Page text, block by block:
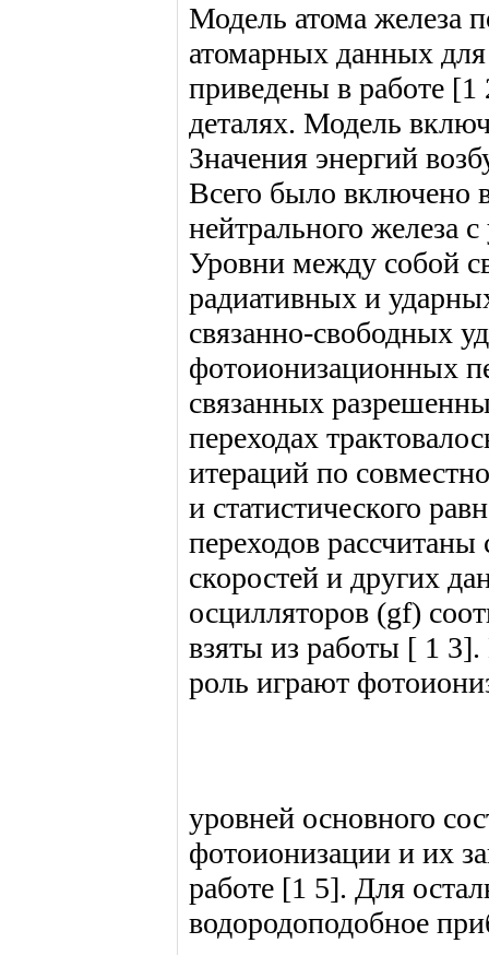
Модель атома железа
атомарных данных
приведены в работе
деталях. Модель
Значения энергий
Всего было включено
нейтрального железа
Уровни между собой
радиативных и
связанно-свободных
фотоионизационных
связанных
переходах
итераций по
и статистического
переходов
скоростей и других
осцилляторов (gf)
взяты из работы [ 1
роль играют
уровней основного
фотоионизации и их
работе [1 5]. Для
водородоподобное